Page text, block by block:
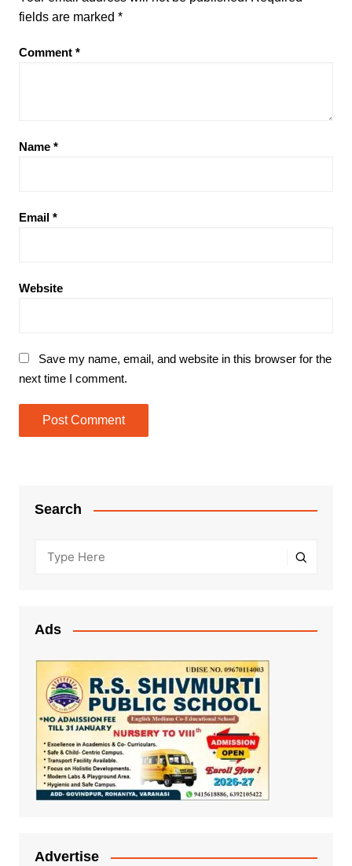
fields are marked *
Comment *
Name *
Email *
Website
Save my name, email, and website in this browser for the
next time I comment.
Search
Ads
Advertise